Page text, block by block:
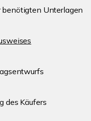
benötigten Unterlagen
des Käufers